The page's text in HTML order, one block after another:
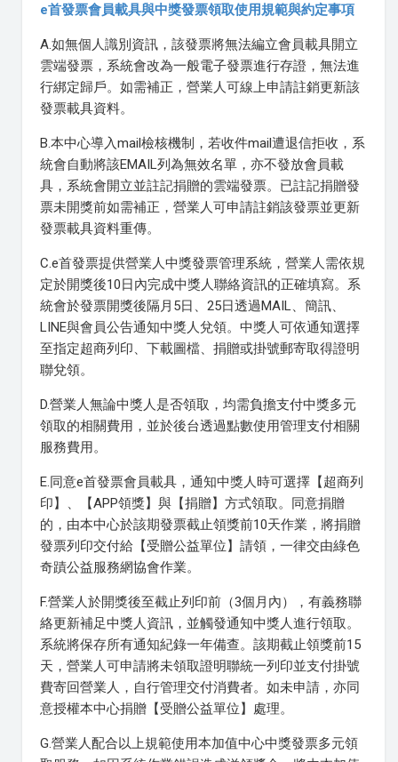
e首發票會員載具與中獎發票領取使用規範與約定事項
A.如無個人識別資訊，該發票將無法編立會員載具開立
雲端發票，系統會改為一般電子發票進行存證，無法進
行綁定歸戶。如需補正，營業人可線上申請註銷更新該
發票載具資料。
B.本中心導入mail檢核機制，若收件mail遭退信拒收，系
統會自動將該EMAIL列為無效名單，亦不發放會員載
具，系統會開立並註記捐贈的雲端發票。已註記捐贈發
票未開獎前如需補正，營業人可申請註銷該發票並更新
發票載具資料重傳。
C.e首發票提供營業人中獎發票管理系統，營業人需依規
定於開獎後10日內完成中獎人聯絡資訊的正確填寫。系
統會於發票開獎後隔月5日、25日透過MAIL、簡訊、
LINE與會員公告通知中獎人兌領。中獎人可依通知選擇
至指定超商列印、下載圖檔、捐贈或掛號郵寄取得證明
聯兌領。
D.營業人無論中獎人是否領取，均需負擔支付中獎多元
領取的相關費用，並於後台透過點數使用管理支付相關
服務費用。
E.同意e首發票會員載具，通知中獎人時可選擇【超商列
印】、【APP領獎】與【捐贈】方式領取。同意捐贈
的，由本中心於該期發票截止領獎前10天作業，將捐贈
發票列印交付給【受贈公益單位】請領，一律交由綠色
奇蹟公益服務網協會作業。
F.營業人於開獎後至截止列印前（3個月內），有義務聯
絡更新補足中獎人資訊，並觸發通知中獎人進行領取。
系統將保存所有通知紀錄一年備查。該期截止領獎前15
天，營業人可申請將未領取證明聯統一列印並支付掛號
費寄回營業人，自行管理交付消費者。如未申請，亦同
意授權本中心捐贈【受贈公益單位】處理。
G.營業人配合以上規範使用本加值中心中獎發票多元領